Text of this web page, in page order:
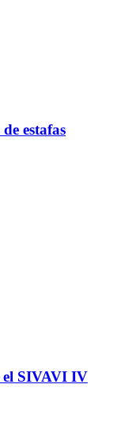
estafas
el SIVAVI IV